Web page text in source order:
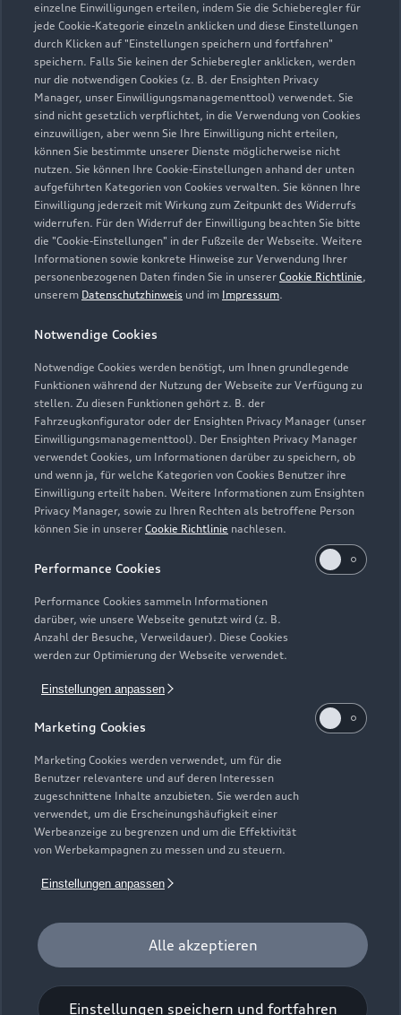
einzelne Einwilligungen erteilen, indem Sie die Schieberegler für
jede Cookie-Kategorie einzeln anklicken und diese Einstellungen
durch Klicken auf "Einstellungen speichern und fortfahren"
speichern. Falls Sie keinen der Schieberegler anklicken, werden
nur die notwendigen Cookies (z. B. der Ensighten Privacy
Manager, unser Einwilligungsmanagementtool) verwendet. Sie
sind nicht gesetzlich verpflichtet, in die Verwendung von Cookies
einzuwilligen, aber wenn Sie Ihre Einwilligung nicht erteilen,
können Sie bestimmte unserer Dienste möglicherweise nicht
nutzen. Sie können Ihre Cookie-Einstellungen anhand der unten
aufgeführten Kategorien von Cookies verwalten. Sie können Ihre
Einwilligung jederzeit mit Wirkung zum Zeitpunkt des Widerrufs
widerrufen. Für den Widerruf der Einwilligung beachten Sie bitte
die "Cookie-Einstellungen" in der Fußzeile der Webseite. Weitere
Informationen sowie konkrete Hinweise zur Verwendung Ihrer
personenbezogenen Daten finden Sie in unserer Cookie Richtlinie,
unserem Datenschutzhinweis und im Impressum.
Notwendige Cookies
Notwendige Cookies werden benötigt, um Ihnen grundlegende
Funktionen während der Nutzung der Webseite zur Verfügung zu
stellen. Zu diesen Funktionen gehört z. B. der
Fahrzeugkonfigurator oder der Ensighten Privacy Manager (unser
Einwilligungsmanagementtool). Der Ensighten Privacy Manager
verwendet Cookies, um Informationen darüber zu speichern, ob
und wenn ja, für welche Kategorien von Cookies Benutzer ihre
Einwilligung erteilt haben. Weitere Informationen zum Ensighten
Privacy Manager, sowie zu Ihren Rechten als betroffene Person
können Sie in unserer Cookie Richtlinie nachlesen.
Performance Cookies
Performance Cookies sammeln Informationen
darüber, wie unsere Webseite genutzt wird (z. B.
Anzahl der Besuche, Verweildauer). Diese Cookies
werden zur Optimierung der Webseite verwendet.
Einstellungen anpassen
Marketing Cookies
Marketing Cookies werden verwendet, um für die
Benutzer relevantere und auf deren Interessen
zugeschnittene Inhalte anzubieten. Sie werden auch
verwendet, um die Erscheinungshäufigkeit einer
Werbeanzeige zu begrenzen und um die Effektivität
von Werbekampagnen zu messen und zu steuern.
Einstellungen anpassen
Alle akzeptieren
Einstellungen speichern und fortfahren
02196 886030
audi@messink.de
Kontaktdaten herunterladen
Öffnungszeiten
Verkauf
Geschlossen,öffnet amFreitag 08:00
Service
Geschlossen,öffnet am Freitag 07:30
Zurück nach oben
Modelle
Elektromodelle
Plug-in-Hybride
Neuwagensuche
Gebrauchtwagensuche
Geschäftskunden
Service & Zubehör
Saisonale Angebote
Audi Services
Garantie
Audi digital services
myAudi
Support
Audi Code
Häufige Fragen (FAQ)
Audi Online Beratung
Online-Terminvereinbarung
Servicekontakt
Bordbuch & Bedienungsanleitungen
Verträge kündigen
Über Audi
Unternehmen
Karriere
Investor Relations
Audi erleben
© 2026 AUDI AG. Alle Rechte vorbehalten
Impressum Rechtliches
Cookie-Richtlinie
Digital Services Act
EU Data Act